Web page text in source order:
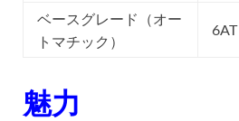
ベースグレード（オー
トマチック）
6AT
魅力